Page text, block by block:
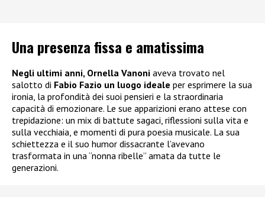
Una presenza fissa e amatissima
Negli ultimi anni, Ornella Vanoni aveva trovato nel
salotto di Fabio Fazio un luogo ideale per esprimere la sua
ironia, la profondità dei suoi pensieri e la straordinaria
capacità di emozionare. Le sue apparizioni erano attese con
trepidazione: un mix di battute sagaci, riflessioni sulla vita e
sulla vecchiaia, e momenti di pura poesia musicale. La sua
schiettezza e il suo humor dissacrante l’avevano
trasformata in una “nonna ribelle” amata da tutte le
generazioni.